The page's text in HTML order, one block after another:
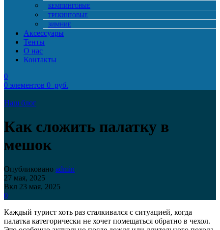
КЕМПИНГОВЫЕ
ТРЕКИНГОВЫЕ
ЗИМНИЕ
Аксессуары
Тенты
О нас
Контакты
0
0 элементов 0 руб.
Наш блог
Как сложить палатку в
мешок
Опубликовано admin
27 мая, 2025
Вкл 23 мая, 2025
0
Каждый турист хоть раз сталкивался с ситуацией, когда
палатка категорически не хочет помещаться обратно в чехол.